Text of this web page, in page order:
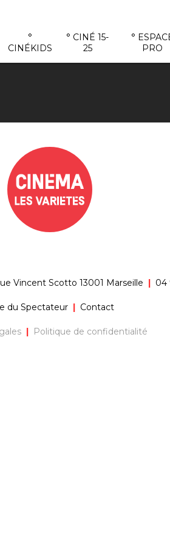
°
CINÉKIDS
° CINÉ 15-
25
°
PRO
Vincent Scotto 13001 Marseille | 04
du Spectateur | Contact
| Politique de confidentialité